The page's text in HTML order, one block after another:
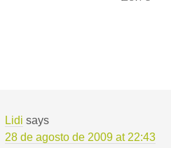
Lidi says
28 de agosto de 2009 at 22:43